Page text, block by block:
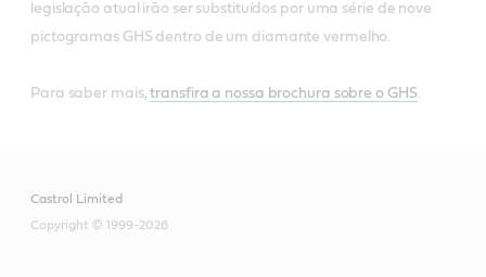
legislação atual irão ser substituídos por uma série de nove
pictogramas GHS dentro de um diamante vermelho.
Para saber mais,transfira a nossa brochura sobre o GHS
Castrol Limited
Copyright © 1999-2026